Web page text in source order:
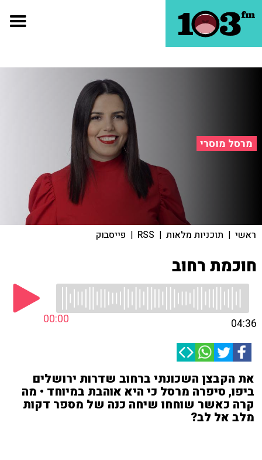
מרסל מוסרי
ראשי | תוכניות מלאות |
RSS
| פייסבוק
חוכמת רחוב
00:00 04:36
את הקבצן השכונתי ברחוב שדרות ירושלים
ביפו, סיפרה מרסל כי היא אוהבת במיוחד • מה
קרה כאשר שוחחו שיחה כנה של מספר דקות
מלב אל לב?